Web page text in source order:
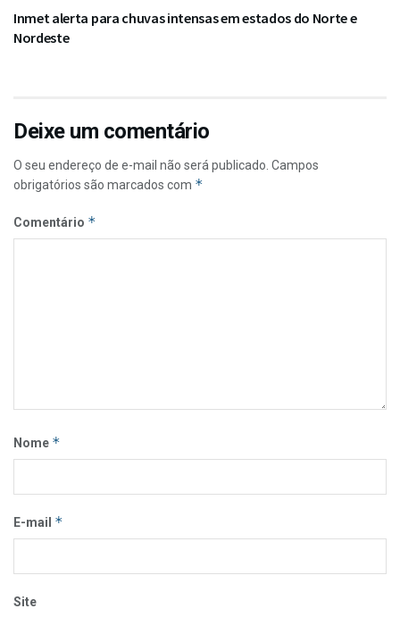
Inmet alerta para chuvas intensas em estados do Norte e
Nordeste
Deixe um comentário
O seu endereço de e-mail não será publicado. Campos
obrigatórios são marcados com *
Comentário *
Nome *
E-mail *
Site